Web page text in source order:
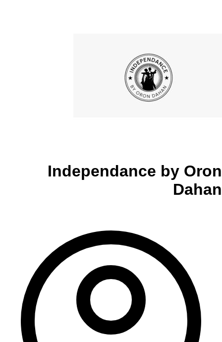
Independance by Oron
Dahan